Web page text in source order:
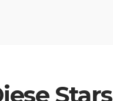
Stars